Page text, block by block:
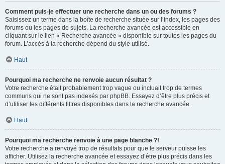
Comment puis-je effectuer une recherche dans un ou des forums ?
Saisissez un terme dans la boîte de recherche située sur l’index, les pages des
forums ou les pages de sujets. La recherche avancée est accessible en
cliquant sur le lien « Recherche avancée » disponible sur toutes les pages du
forum. L’accès à la recherche dépend du style utilisé.
Haut
Pourquoi ma recherche ne renvoie aucun résultat ?
Votre recherche était probablement trop vague ou incluait trop de termes
communs qui ne sont pas indexés par phpBB. Essayez d’être plus précis et
d’utiliser les différents filtres disponibles dans la recherche avancée.
Haut
Pourquoi ma recherche renvoie à une page blanche ?!
Votre recherche a renvoyé trop de résultats pour que le serveur puisse les
afficher. Utilisez la recherche avancée et essayez d’être plus précis dans les